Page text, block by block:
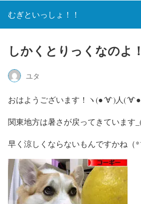
むぎといっしょ！！
しかくとりっくなのよ
ユタ
おはようございます！ヽ(●´∀`)人
関東地方は暑さが戻ってきています
早く涼しくならないもんですかね（